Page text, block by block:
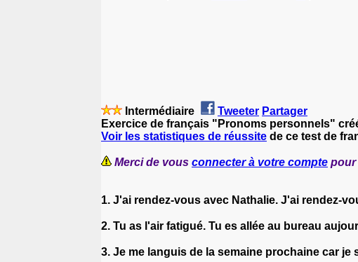
Intermédiaire Tweeter Partager
Exercice de français "Pronoms personnels"
Voir les statistiques de réussite de ce test de
Merci de vous connecter à votre compte pour
1. J'ai rendez-vous avec Nathalie. J'ai rendez-
2. Tu as l'air fatigué. Tu es allée au bureau
3. Je me languis de la semaine prochaine car je